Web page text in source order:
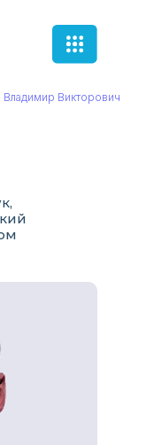
Викторович